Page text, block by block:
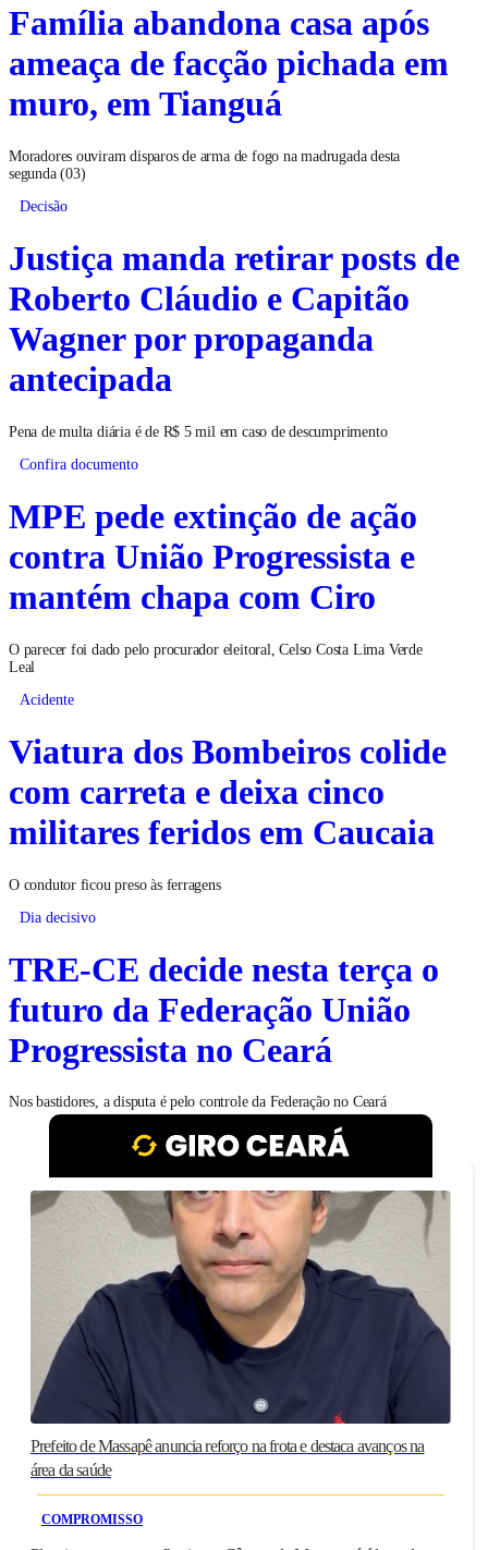
Família abandona casa após
ameaça de facção pichada em
muro, em Tianguá
Moradores ouviram disparos de arma de fogo na madrugada desta
segunda (03)
Decisão
Justiça manda retirar posts de
Roberto Cláudio e Capitão
Wagner por propaganda
antecipada
Pena de multa diária é de R$ 5 mil em caso de descumprimento
Confira documento
MPE pede extinção de ação
contra União Progressista e
mantém chapa com Ciro
O parecer foi dado pelo procurador eleitoral, Celso Costa Lima Verde
Leal
Acidente
Viatura dos Bombeiros colide
com carreta e deixa cinco
militares feridos em Caucaia
O condutor ficou preso às ferragens
Dia decisivo
TRE-CE decide nesta terça o
futuro da Federação União
Progressista no Ceará
Nos bastidores, a disputa é pelo controle da Federação no Ceará
Prefeito de Massapê anuncia reforço na frota e destaca avanços na
área da saúde
COMPROMISSO